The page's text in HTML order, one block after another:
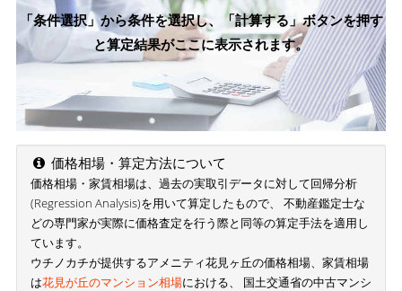
「条件選択」から条件を選択し、「計算する」ボタンを押す
と算定結果がここに表示されます。
価格相場・算定方法について
価格相場・家賃相場は、過去の実取引データに対して回帰分析
(Regression Analysis)を用いて算定したもので、 不動産鑑定士な
どの専門家が実際に価格査定を行う際と同等の算定手法を適用し
ています。
ウチノカチが提供するアメニティ花見ヶ丘の価格相場、家賃相場
は花見が丘のマンション相場における、 国土交通省の中古マンシ